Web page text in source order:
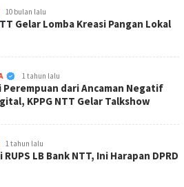
KabarNTT.ID
10 bulan lalu
Gelar Lomba Kreasi Pangan Lokal
KabarNTT.ID
1 tahun lalu
Perempuan dari Ancaman Negatif
KPPG NTT Gelar Talkshow
KabarNTT.ID
1 tahun lalu
LB Bank NTT, Ini Harapan DPRD